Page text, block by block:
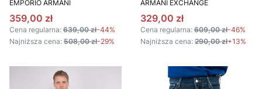
EMPORIO ARMANI
Cena promocyjna
359,00 zł
Cena regularna: 639,00 zł-44%
Najniższa cena: 508,00 zł-29%
ARMANI EXCHANGE
Cena promocyjna
329,00 zł
Cena regularna: 609,00 zł-46%
Najniższa cena: 290,00 zł+13%